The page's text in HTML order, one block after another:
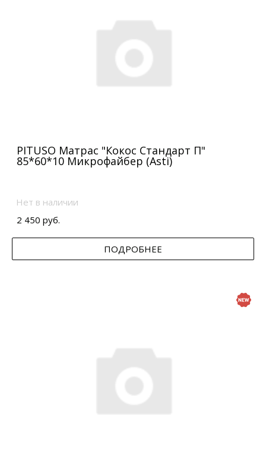
PITUSO Матрас "Кокос Стандарт П"
85*60*10 Микрофайбер (Asti)
Нет в наличии
2 450 руб.
ПОДРОБНЕЕ